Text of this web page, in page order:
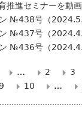
推進セミナーを動画
№438号（
№437号（
№436号（
… 2 3
9 10 …